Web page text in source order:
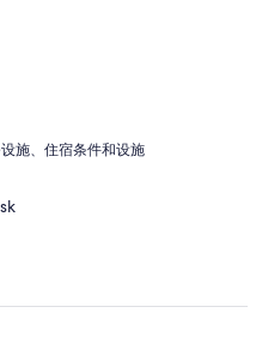
施、住宿条件和设施